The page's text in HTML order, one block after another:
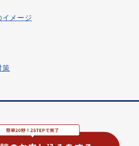
イメージ
策